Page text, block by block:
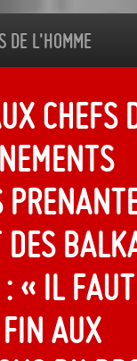
de l'Homme
chefs
des
: « Il faut
aux